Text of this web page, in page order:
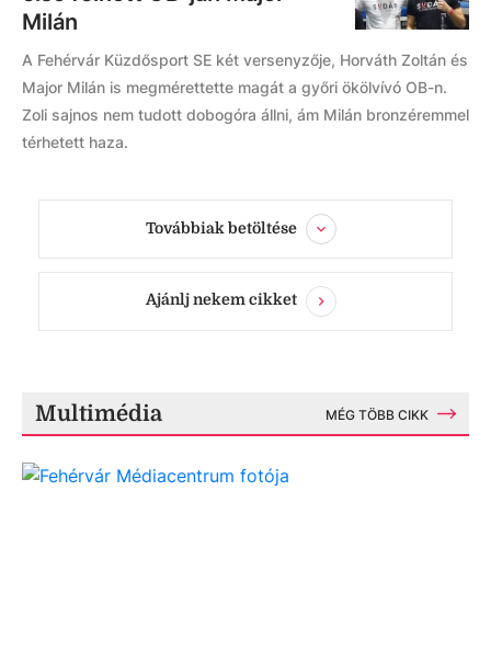
Milán
A Fehérvár Küzdősport SE két versenyzője, Horváth Zoltán és
Major Milán is megmérettette magát a győri ökölvívó OB-n.
Zoli sajnos nem tudott dobogóra állni, ám Milán bronzéremmel
térhetett haza.
Továbbiak betöltése
Ajánlj nekem cikket
Multimédia MÉG TÖBB CIKK